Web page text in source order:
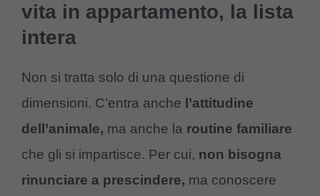
vita in appartamento, la lista
intera
Non si tratta solo di una questione di
dimensioni. C’entra anche l’attitudine
dell’animale, ma anche la routine familiare
che gli si impartisce. Per cui, non bisogna
rinunciare a prescindere, ma conoscere